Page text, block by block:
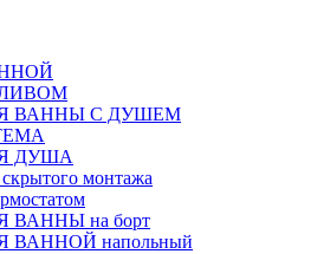
ВАННЫ С ДУШЕМ
ДУША
монтажа
на борт
напольный